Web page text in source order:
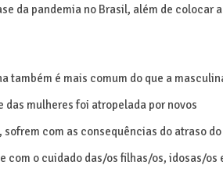
da pandemia no Brasil, além de colocar a
também é mais comum do que a
das mulheres foi atropelada por novos
com as consequências do atraso do
com o cuidado das/os filhas/os, idosas/os